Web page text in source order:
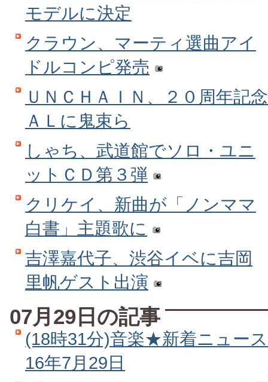
モデルに決定
クラウン、マーティ選曲アイ
ドルコンピ発売
ＵＮＣＨＡＩＮ、２０周年記念
ＡＬに鬼束ら
しゃち、武道館でソロ・ユニ
ットＣＤ第３弾
クリケイ、新曲が「ノンママ
白書」主題歌に
吉澤嘉代子、渋谷イベに吉岡
里帆ゲスト出演
07月29日の記事
(18時31分)音楽★新着ニュース
16年7月29日